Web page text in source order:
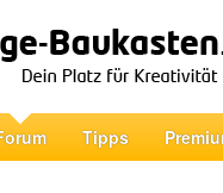
Tipps